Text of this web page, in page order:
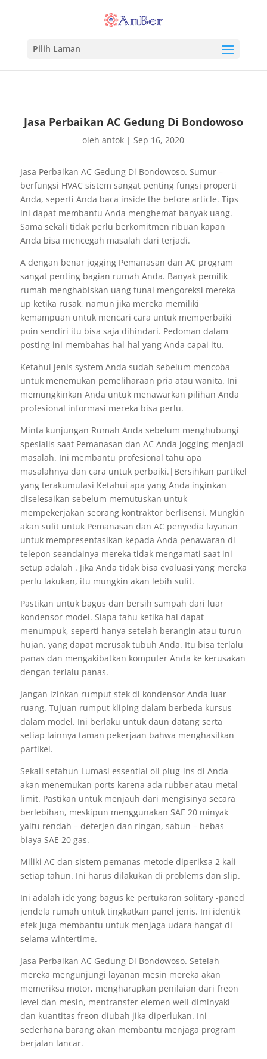
Pilih Laman
Jasa Perbaikan AC Gedung Di Bondowoso
olehantok |Sep 16, 2020
Jasa Perbaikan AC Gedung Di Bondowoso. Sumur –
berfungsi HVAC sistem sangat penting fungsi properti
Anda, seperti Anda baca inside the before article. Tips
ini dapat membantu Anda menghemat banyak uang.
Sama sekali tidak perlu berkomitmen ribuan kapan
Anda bisa mencegah masalah dari terjadi.
A dengan benar jogging Pemanasan dan AC program
sangat penting bagian rumah Anda. Banyak pemilik
rumah menghabiskan uang tunai mengoreksi mereka
up ketika rusak, namun jika mereka memiliki
kemampuan untuk mencari cara untuk memperbaiki
poin sendiri itu bisa saja dihindari. Pedoman dalam
posting ini membahas hal-hal yang Anda capai itu.
Ketahui jenis system Anda sudah sebelum mencoba
untuk menemukan pemeliharaan pria atau wanita. Ini
memungkinkan Anda untuk menawarkan pilihan Anda
profesional informasi mereka bisa perlu.
Minta kunjungan Rumah Anda sebelum menghubungi
spesialis saat Pemanasan dan AC Anda jogging menjadi
masalah. Ini membantu profesional tahu apa
masalahnya dan cara untuk perbaiki.|Bersihkan partikel
yang terakumulasi Ketahui apa yang Anda inginkan
diselesaikan sebelum memutuskan untuk
mempekerjakan seorang kontraktor berlisensi. Mungkin
akan sulit untuk Pemanasan dan AC penyedia layanan
untuk mempresentasikan kepada Anda penawaran di
telepon seandainya mereka tidak mengamati saat ini
setup adalah . Jika Anda tidak bisa evaluasi yang mereka
perlu lakukan, itu mungkin akan lebih sulit.
Pastikan untuk bagus dan bersih sampah dari luar
kondensor model. Siapa tahu ketika hal dapat
menumpuk, seperti hanya setelah berangin atau turun
hujan, yang dapat merusak tubuh Anda. Itu bisa terlalu
panas dan mengakibatkan komputer Anda ke kerusakan
dengan terlalu panas.
Jangan izinkan rumput stek di kondensor Anda luar
ruang. Tujuan rumput kliping dalam berbeda kursus
dalam model. Ini berlaku untuk daun datang serta
setiap lainnya taman pekerjaan bahwa menghasilkan
partikel.
Sekali setahun Lumasi essential oil plug-ins di Anda
akan menemukan ports karena ada rubber atau metal
limit. Pastikan untuk menjauh dari mengisinya secara
berlebihan, meskipun menggunakan SAE 20 minyak
yaitu rendah – deterjen dan ringan, sabun – bebas
biaya SAE 20 gas.
Miliki AC dan sistem pemanas metode diperiksa 2 kali
setiap tahun. Ini harus dilakukan di problems dan slip.
Ini adalah ide yang bagus ke pertukaran solitary -paned
jendela rumah untuk tingkatkan panel jenis. Ini identik
efek juga membantu untuk menjaga udara hangat di
selama wintertime.
Jasa Perbaikan AC Gedung Di Bondowoso. Setelah
mereka mengunjungi layanan mesin mereka akan
memeriksa motor, mengharapkan penilaian dari freon
level dan mesin, mentransfer elemen well diminyaki
dan kuantitas freon diubah jika diperlukan. Ini
sederhana barang akan membantu menjaga program
berjalan lancar.